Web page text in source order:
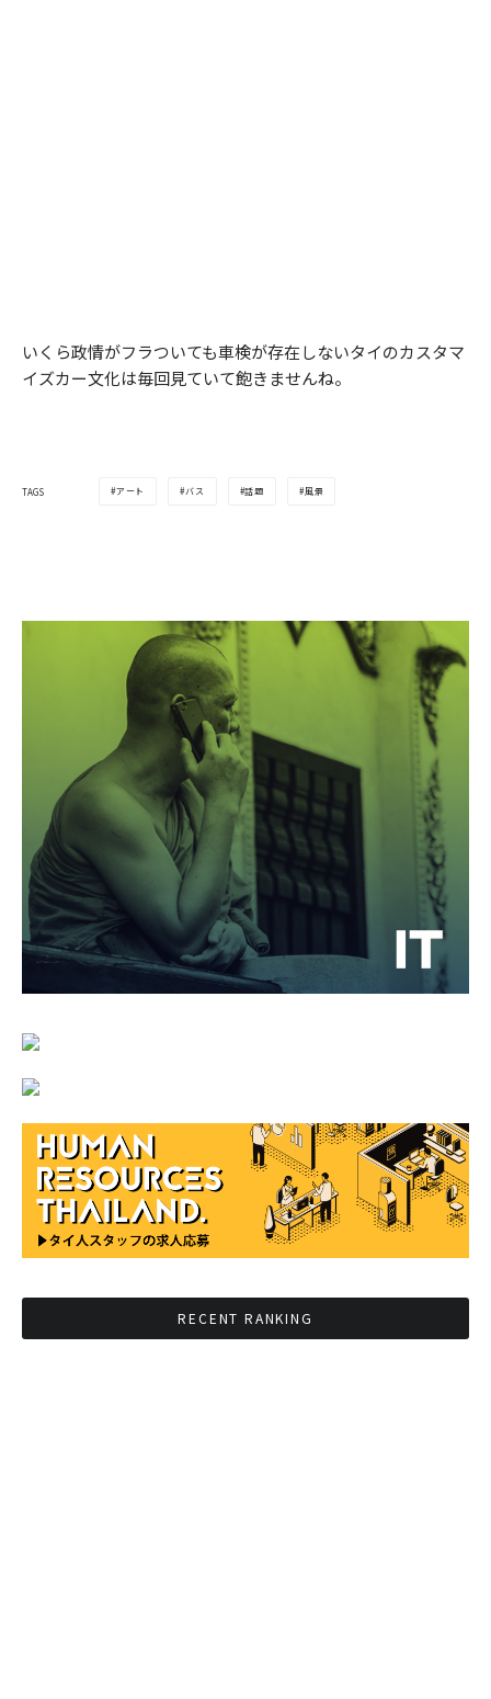
いくら政情がフラついても車検が存在しないタイのカスタマ
イズカー文化は毎回見ていて飽きませんね。
TAGS アート バス 話題 風景
RECENT RANKING